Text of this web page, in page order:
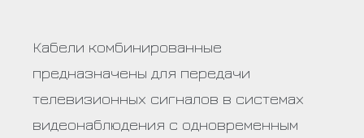
Кабели комбинированные
предназначены для передачи
телевизионных сигналов в системах
видеонаблюдения с одновременным